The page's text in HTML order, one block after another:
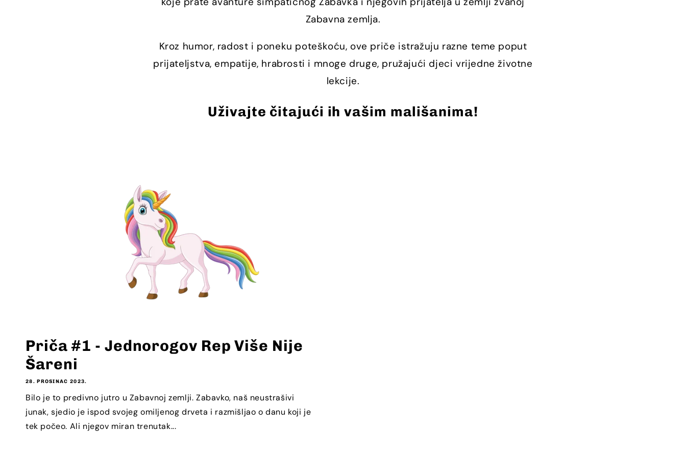
i
j
Zabavna zemlja.
Kroz humor, radost i poneku poteškoću, ove priče istražuju razne teme poput
prijateljstva, empatije, hrabrosti i mnoge druge, pružajući djeci vrijedne životne
lekcije.
Uživajte čitajući ih vašim mališanima!
Priča #1 - Jednorogov Rep Više Nije
Šareni
28. PROSINAC 2023.
Bilo je to predivno jutro u Zabavnoj zemlji. Zabavko, naš neustrašivi
junak, sjedio je ispod svojeg omiljenog drveta i razmišljao o danu koji je
tek počeo. Ali njegov miran trenutak...